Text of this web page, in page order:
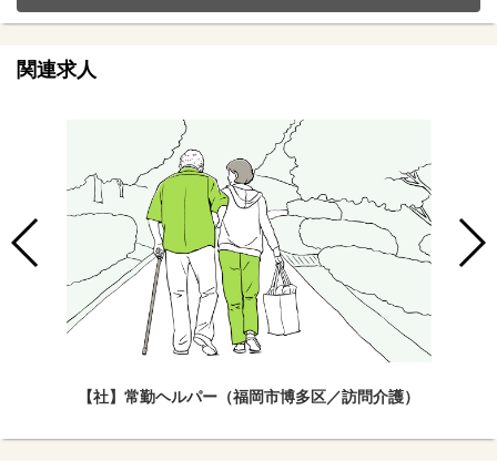
関連求人
【社】常勤ヘルパー（福岡市博多区／訪問介護）